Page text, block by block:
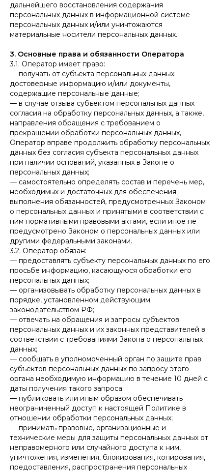
дальнейшего восстановления содержания
персональных данных в информационной системе
персональных данных и/или уничтожаются
материальные носители персональных данных.
3. Основные права и обязанности Оператора
3.1. Оператор имеет право:
— получать от субъекта персональных данных
достоверные информацию и/или документы,
содержащие персональные данные;
— в случае отзыва субъектом персональных данных
согласия на обработку персональных данных, а также,
направления обращения с требованием о
прекращении обработки персональных данных,
Оператор вправе продолжить обработку персональных
данных без согласия субъекта персональных данных
при наличии оснований, указанных в Законе о
персональных данных;
— самостоятельно определять состав и перечень мер,
необходимых и достаточных для обеспечения
выполнения обязанностей, предусмотренных Законом
о персональных данных и принятыми в соответствии с
ним нормативными правовыми актами, если иное не
предусмотрено Законом о персональных данных или
другими федеральными законами.
3.2. Оператор обязан:
— предоставлять субъекту персональных данных по его
просьбе информацию, касающуюся обработки его
персональных данных;
— организовывать обработку персональных данных в
порядке, установленном действующим
законодательством РФ;
— отвечать на обращения и запросы субъектов
персональных данных и их законных представителей в
соответствии с требованиями Закона о персональных
данных;
— сообщать в уполномоченный орган по защите прав
субъектов персональных данных по запросу этого
органа необходимую информацию в течение 10 дней с
даты получения такого запроса;
— публиковать или иным образом обеспечивать
неограниченный доступ к настоящей Политике в
отношении обработки персональных данных;
— принимать правовые, организационные и
технические меры для защиты персональных данных от
неправомерного или случайного доступа к ним,
уничтожения, изменения, блокирования, копирования,
предоставления, распространения персональных